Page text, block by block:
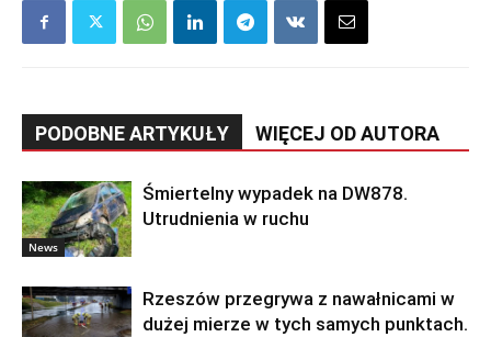
PODOBNE ARTYKUŁY WIĘCEJ OD AUTORA
News
Śmiertelny wypadek na DW878.
Utrudnienia w ruchu
Rzeszów przegrywa z nawałnicami w
dużej mierze w tych samych punktach.